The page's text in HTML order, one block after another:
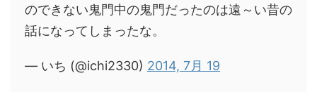
のできない鬼門中の鬼門だったのは遠～い昔の
話になってしまったな。
— いち (@ichi2330) 2014, 7月 19